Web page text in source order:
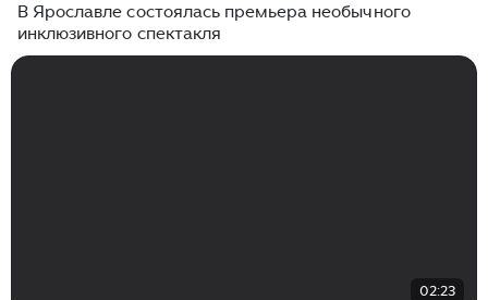
В Ярославле состоялась премьера необычного
инклюзивного спектакля
02:23